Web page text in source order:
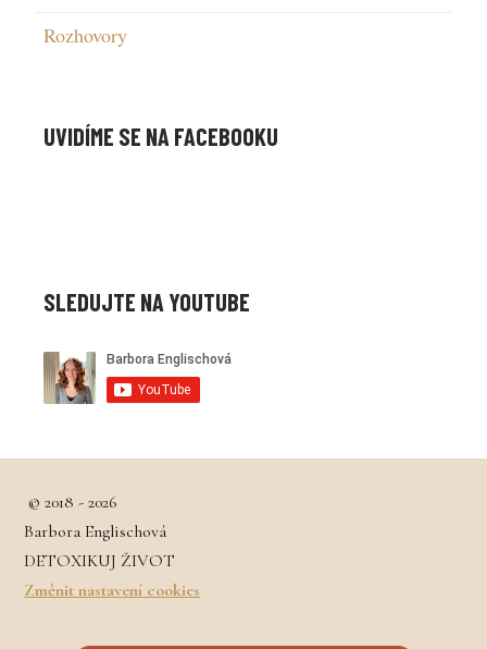
Rozhovory
UVIDÍME SE NA FACEBOOKU
SLEDUJTE NA YOUTUBE
© 2018 - 2026
Barbora Englischová
DETOXIKUJ ŽIVOT
Změnit nastavení cookies